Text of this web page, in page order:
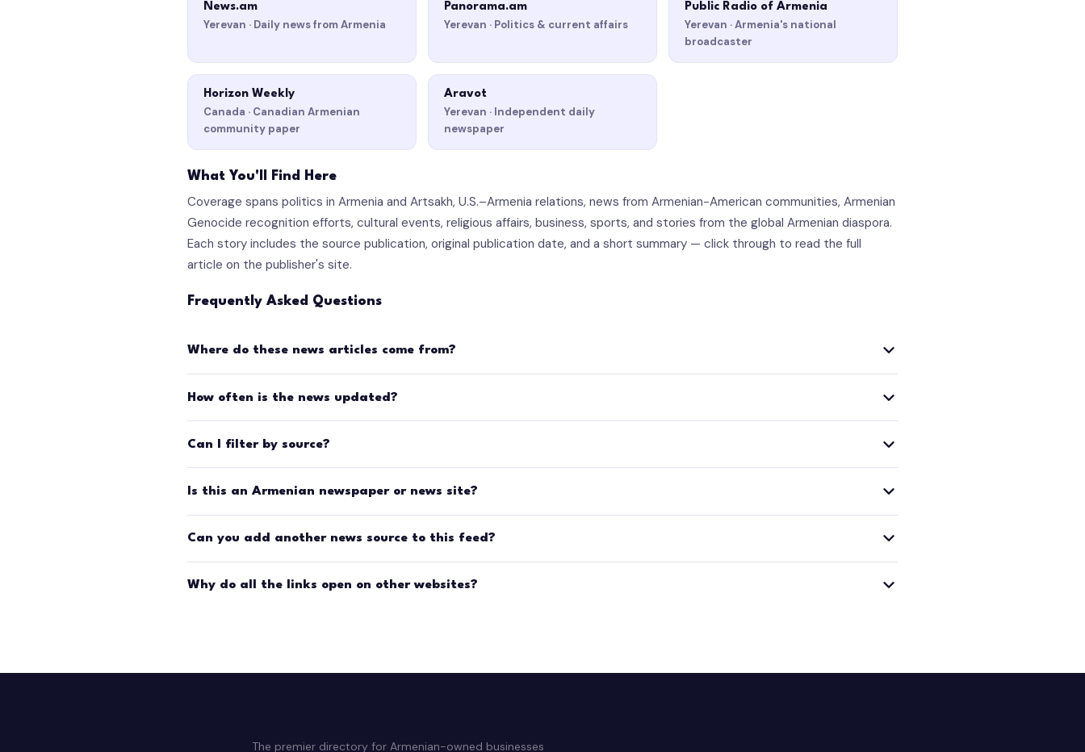
News.am
Yerevan · Daily news from Armenia
Panorama.am
Yerevan · Politics & current affairs
Public Radio of Armenia
Yerevan · Armenia's national
broadcaster
Horizon Weekly
Canada · Canadian Armenian
community paper
Aravot
Yerevan · Independent daily
newspaper
What You'll Find Here
Coverage spans politics in Armenia and Artsakh, U.S.–Armenia relations, news from Armenian-American communities, Armenian
Genocide recognition efforts, cultural events, religious affairs, business, sports, and stories from the global Armenian diaspora.
Each story includes the source publication, original publication date, and a short summary — click through to read the full
article on the publisher's site.
Frequently Asked Questions
Where do these news articles come from?
How often is the news updated?
Can I filter by source?
Is this an Armenian newspaper or news site?
Can you add another news source to this feed?
Why do all the links open on other websites?
The premier directory for Armenian-owned businesses